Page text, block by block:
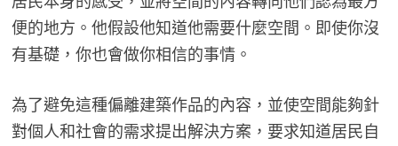
便的地方。他假設他知道他需要什麼空間。即使你沒
有基礎，你也會做你相信的事情。
為了避免這種偏離建築作品的內容，並使空間能夠針
對個人和社會的需求提出解決方案，要求知道居民自